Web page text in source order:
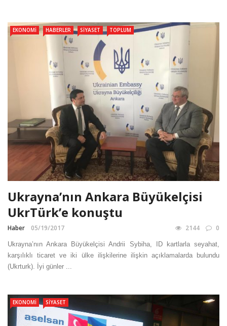
EKONOMI HABERLER SIYASET TOPLUM
Ukrayna’nın Ankara Büyükelçisi
UkrTürk’e konuştu
Haber 05/19/2017 2144 0
Ukrayna’nın Ankara Büyükelçisi Andrii Sybiha, ID kartlarla seyahat,
karşılıklı ticaret ve iki ülke ilişkilerine ilişkin açıklamalarda bulundu
(Ukrturk). İyi günler ...
EKONOMI SIYASET